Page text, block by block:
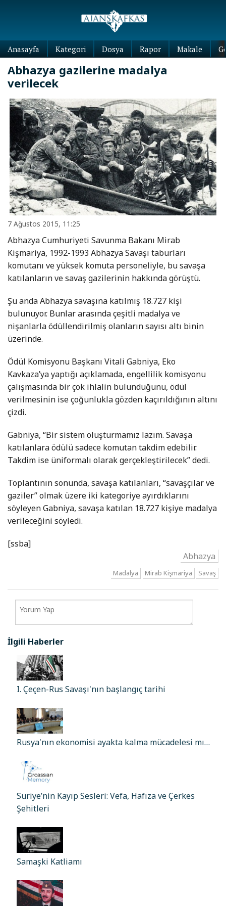
Anasayfa Kategori Dosya Rapor Makale
Abhazya gazilerine madalya
verilecek
7 Ağustos 2015, 11:25
Abhazya Cumhuriyeti Savunma Bakanı Mirab
Kişmariya, 1992-1993 Abhazya Savaşı taburları
komutanı ve yüksek komuta personeliyle, bu savaşa
katılanların ve savaş gazilerinin hakkında görüştü.
Şu anda Abhazya savaşına katılmış 18.727 kişi
bulunuyor. Bunlar arasında çeşitli madalya ve
nişanlarla ödüllendirilmiş olanların sayısı altı binin
üzerinde.
Ödül Komisyonu Başkanı Vitali Gabniya, Eko
Kavkaza’ya yaptığı açıklamada, engellilik komisyonu
çalışmasında bir çok ihlalin bulunduğunu, ödül
verilmesinin ise çoğunlukla gözden kaçırıldığının altını
çizdi.
Gabniya, “Bir sistem oluşturmamız lazım. Savaşa
katılanlara ödülü sadece komutan takdim edebilir.
Takdim ise üniformalı olarak gerçekleştirilecek” dedi.
Toplantının sonunda, savaşa katılanları, “savaşçılar ve
gaziler” olmak üzere iki kategoriye ayırdıklarını
söyleyen Gabniya, savaşa katılan 18.727 kişiye madalya
verileceğini söyledi.
[ssba]
Abhazya
Madalya Mirab Kişmariya Savaş
İlgili Haberler
I. Çeçen-Rus Savaşı'nın başlangıç tarihi
Rusya'nın ekonomisi ayakta kalma mücadelesi mı…
Suriye’nin Kayıp Sesleri: Vefa, Hafıza ve Çerkes
Şehitleri
Samaşki Katliamı